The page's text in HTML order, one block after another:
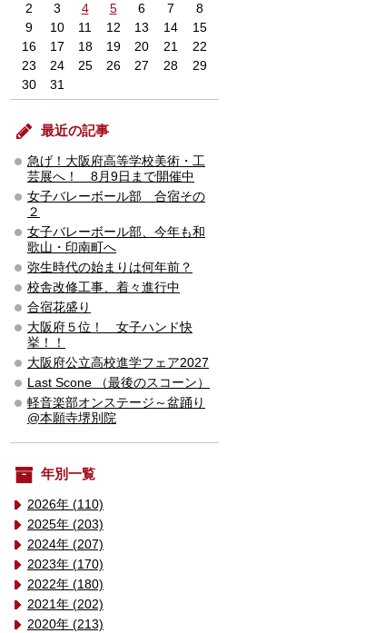
2
3 4 5 6 7
8
9
10 11 12 13 14
15
16
17 18 19 20 21
22
23
24 25 26 27 28
29
30
31
最近の記事
急げ！大阪府高等学校美術・工
芸展へ！ 8月9日まで開催中
女子バレーボール部 合宿その
２
女子バレーボール部、今年も和
歌山・印南町へ
弥生時代の始まりは何年前？
校舎改修工事、着々進行中
合宿花盛り
大阪府５位！ 女子ハンド快
挙！！
大阪府公立高校進学フェア2027
Last Scone （最後のスコーン）
軽音楽部オンステージ～盆踊り
@本願寺堺別院
年別一覧
2026年 (110)
2025年 (203)
2024年 (207)
2023年 (170)
2022年 (180)
2021年 (202)
2020年 (213)